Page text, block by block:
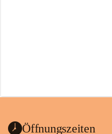
Öffnungszeiten